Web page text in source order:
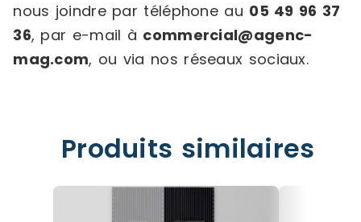
nous joindre par téléphone au 05 49 96 37
36, par e-mail à commercial@agenc-
mag.com, ou via nos réseaux sociaux.
Produits similaires